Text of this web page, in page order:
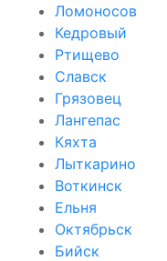
Ломоносов
Кедровый
Ртищево
Славск
Грязовец
Лангепас
Кяхта
Лыткарино
Воткинск
Ельня
Октябрьск
Бийск